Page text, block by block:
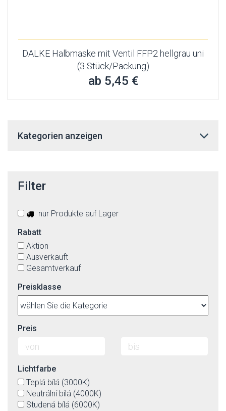
DALKE Halbmaske mit Ventil FFP2 hellgrau uni
(3 Stück/Packung)
ab 5,45 €
Kategorien anzeigen
Filter
nur Produkte auf Lager
Rabatt
Aktion
Ausverkauft
Gesamtverkauf
Preisklasse
Preis
Lichtfarbe
Teplá bílá (3000K)
Neutrální bílá (4000K)
Studená bílá (6000K)